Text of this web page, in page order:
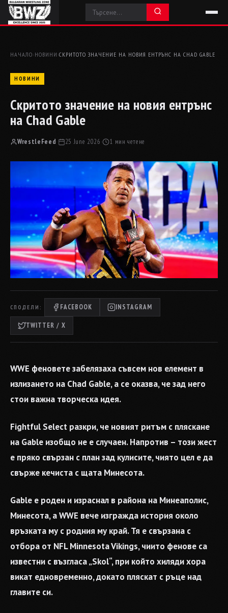
НАЧАЛО› НОВИНИ ›СКРИТОТО ЗНАЧЕНИЕ НА НОВИЯ ЕНТРЪНС НА CHAD GABLE
НОВИНИ
Скритото значение на новия ентрънс
на Chad Gable
WrestleFeed· 25 June 2026· 1 мин четене
СПОДЕЛИ: FACEBOOK INSTAGRAM
TWITTER / X
WWE феновете забелязаха съвсем нов елемент в
излизането на Chad Gable, а се оказва, че зад него
стои важна творческа идея.
Fightful Select разкри, че новият ритъм с пляскане
на Gable изобщо не е случаен. Напротив – този жест
е пряко свързан с план зад кулисите, чиято цел е да
свърже кечиста с щата Минесота.
Gable е роден и израснал в района на Минеаполис,
Минесота, а WWE вече изгражда история около
връзката му с родния му край. Тя е свързана с
отбора от NFL Minnesota Vikings, чиито фенове са
известни с възгласа „Skol“, при който хиляди хора
викат едновременно, докато пляскат с ръце над
главите си.